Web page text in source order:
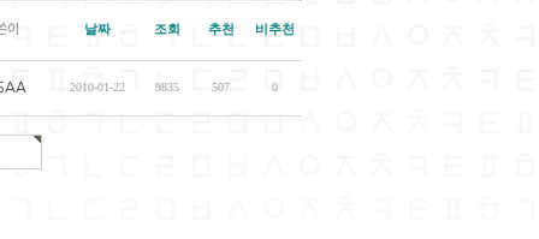
이 날짜 조회 추천 비추천
2010-01-22 9835 507 0